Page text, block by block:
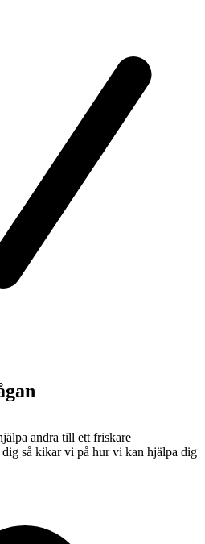
andra till ett friskare
så kikar vi på hur vi kan hjälpa dig